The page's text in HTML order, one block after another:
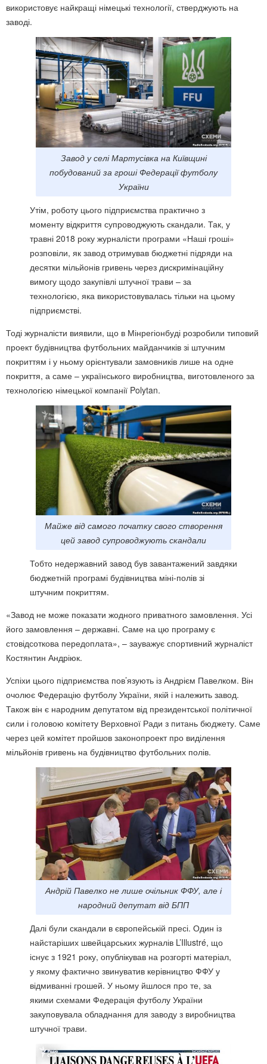
використовує найкращі німецькі технології, стверджують на
заводі.
Завод у селі Мартусівка на Київщині
побудований за гроші Федерації футболу
України
Утім, роботу цього підприємства практично з
моменту відкриття супроводжують скандали. Так, у
травні 2018 року журналісти програми «Наші гроші»
розповіли, як завод отримував бюджетні підряди на
десятки мільйонів гривень через дискримінаційну
вимогу щодо закупівлі штучної трави – за
технологією, яка використовувалась тільки на цьому
підприємстві.
Тоді журналісти виявили, що в Мінрегіонбуді розробили типовий
проект будівництва футбольних майданчиків зі штучним
покриттям і у ньому орієнтували замовників лише на одне
покриття, а саме – українського виробництва, виготовленого за
технологією німецької компанії Polytan.
Майже від самого початку свого створення
цей завод супроводжують скандали
Тобто недержавний завод був завантажений завдяки
бюджетній програмі будівництва міні-полів зі
штучним покриттям.
«Завод не може показати жодного приватного замовлення. Усі
його замовлення – державні. Саме на цю програму є
стовідсоткова передоплата», – зауважує спортивний журналіст
Костянтин Андріюк.
Успіхи цього підприємства пов’язують із Андрієм Павелком. Він
очолює Федерацію футболу України, якій і належить завод.
Також він є народним депутатом від президентської політичної
сили і головою комітету Верховної Ради з питань бюджету. Саме
через цей комітет пройшов законопроект про виділення
мільйонів гривень на будівництво футбольних полів.
Андрій Павелко не лише очільник ФФУ, але і
народний депутат від БПП
Далі були скандали в європейській пресі. Один із
найстаріших швейцарських журналів L’Illustré, що
існує з 1921 року, опублікував на розгорті матеріал,
у якому фактично звинуватив керівництво ФФУ у
відмиванні грошей. У ньому йшлося про те, за
якими схемами Федерація футболу України
закуповувала обладнання для заводу з виробництва
штучної трави.